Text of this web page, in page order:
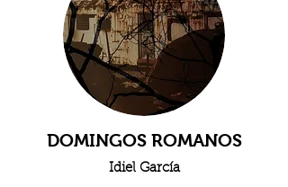
DOMINGOS ROMANOS
Idiel García